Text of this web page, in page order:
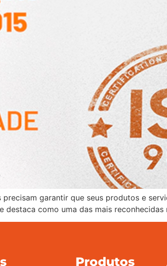
garantir que seus produtos e
destaca como uma das mais reconhecidas
Produtos